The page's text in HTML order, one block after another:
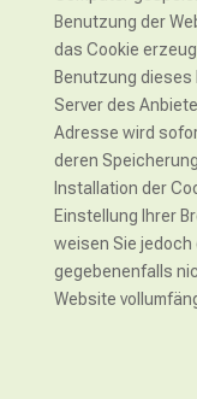
Benutzung der
das Cookie
Benutzung
Server des
Adresse wird
deren
Installation der
Einstellung Ihrer
weisen Sie jedoch
gegebenenfalls
Website